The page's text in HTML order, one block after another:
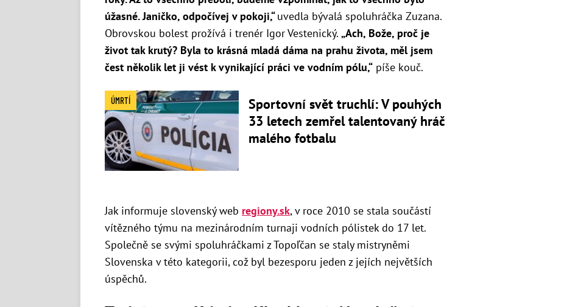
úžasné. Janičko, odpočívej v pokoji,“uvedla bývalá spoluhráčka Zuzana.
Obrovskou bolest prožívá i trenér Igor Vestenický. „Ach, Bože, proč je
život tak krutý? Byla to krásná mladá dáma na prahu života, měl jsem
čest několik let ji vést k vynikající práci ve vodním pólu,“ píše kouč.
ÚMRTÍ
Sportovní svět truchlí: V pouhých
33 letech zemřel talentovaný hráč
malého fotbalu
Jak informuje slovenský web regiony.sk, v roce 2010 se stala součástí
vítězného týmu na mezinárodním turnaji vodních pólistek do 17 let.
Společně se svými spoluhráčkami z Topoľčan se staly mistryněmi
Slovenska v této kategorii, což byl bezesporu jeden z jejích největších
úspěchů.